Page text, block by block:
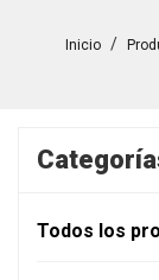
Inicio
Todos los